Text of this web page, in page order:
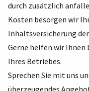
durch zusätzlich
Kosten besorgen wir
Inhaltsversicherung
Gerne helfen wir Ihnen
Ihres Betriebes.
Sprechen Sie mit uns
überzeugendes